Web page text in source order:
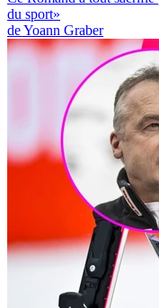
du sport»
de Yoann Graber